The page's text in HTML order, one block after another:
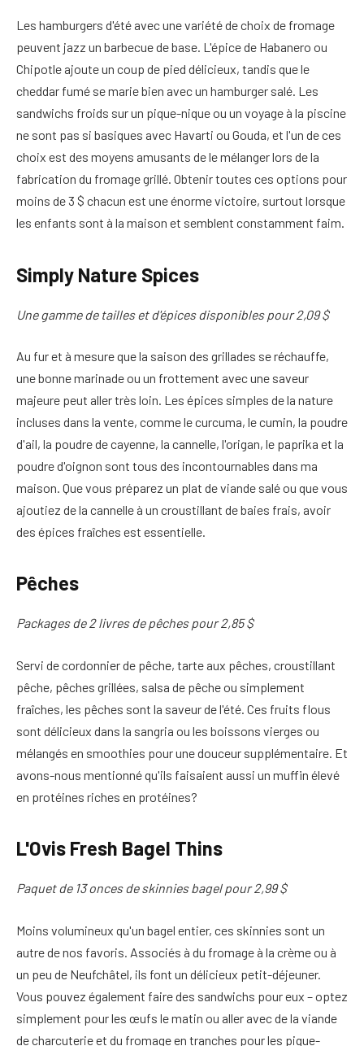
Les hamburgers d'été avec une variété de choix de fromage
peuvent jazz un barbecue de base. L'épice de Habanero ou
Chipotle ajoute un coup de pied délicieux, tandis que le
cheddar fumé se marie bien avec un hamburger salé. Les
sandwichs froids sur un pique-nique ou un voyage à la piscine
ne sont pas si basiques avec Havarti ou Gouda, et l'un de ces
choix est des moyens amusants de le mélanger lors de la
fabrication du fromage grillé. Obtenir toutes ces options pour
moins de 3 $ chacun est une énorme victoire, surtout lorsque
les enfants sont à la maison et semblent constamment faim.
Simply Nature Spices
Une gamme de tailles et d'épices disponibles pour 2,09 $
Au fur et à mesure que la saison des grillades se réchauffe,
une bonne marinade ou un frottement avec une saveur
majeure peut aller très loin. Les épices simples de la nature
incluses dans la vente, comme le curcuma, le cumin, la poudre
d'ail, la poudre de cayenne, la cannelle, l'origan, le paprika et la
poudre d'oignon sont tous des incontournables dans ma
maison. Que vous préparez un plat de viande salé ou que vous
ajoutiez de la cannelle à un croustillant de baies frais, avoir
des épices fraîches est essentielle.
Pêches
Packages de 2 livres de pêches pour 2,85 $
Servi de cordonnier de pêche, tarte aux pêches, croustillant
pêche, pêches grillées, salsa de pêche ou simplement
fraîches, les pêches sont la saveur de l'été. Ces fruits flous
sont délicieux dans la sangria ou les boissons vierges ou
mélangés en smoothies pour une douceur supplémentaire. Et
avons-nous mentionné qu'ils faisaient aussi un muffin élevé
en protéines riches en protéines?
L'Ovis Fresh Bagel Thins
Paquet de 13 onces de skinnies bagel pour 2,99 $
Moins volumineux qu'un bagel entier, ces skinnies sont un
autre de nos favoris. Associés à du fromage à la crème ou à
un peu de Neufchâtel, ils font un délicieux petit-déjeuner.
Vous pouvez également faire des sandwichs pour eux – optez
simplement pour les œufs le matin ou aller avec de la viande
de charcuterie et du fromage en tranches pour les pique-